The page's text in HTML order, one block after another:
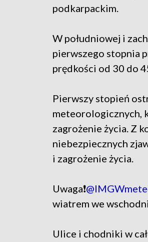
podkarpackim.
W południowej i
pierwszego stopnia
prędkości od 30 do
Pierwszy stopień
meteorologicznych,
zagrożenie życia. Z
niebezpiecznych
i zagrożenie życia.
Uwaga❗
wiatrem we
Ulice i chodniki w